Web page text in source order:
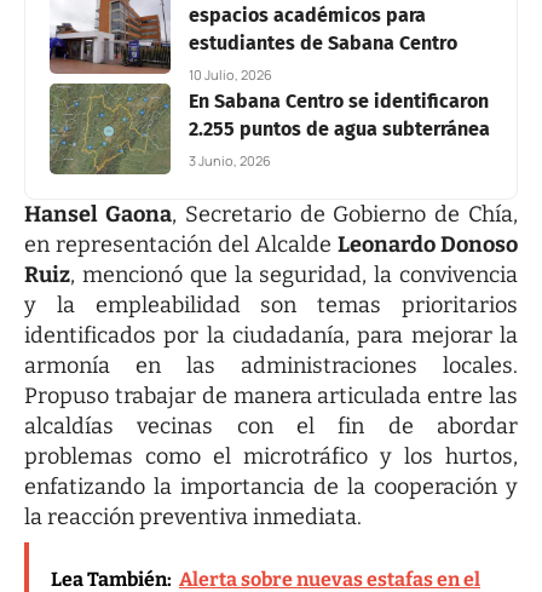
espacios académicos para
estudiantes de Sabana Centro
10 Julio, 2026
En Sabana Centro se identificaron
2.255 puntos de agua subterránea
3 Junio, 2026
Hansel Gaona, Secretario de Gobierno de Chía,
en representación del Alcalde Leonardo Donoso
Ruiz, mencionó que la seguridad, la convivencia
y la empleabilidad son temas prioritarios
identificados por la ciudadanía, para mejorar la
armonía en las administraciones locales.
Propuso trabajar de manera articulada entre las
alcaldías vecinas con el fin de abordar
problemas como el microtráfico y los hurtos,
enfatizando la importancia de la cooperación y
la reacción preventiva inmediata.
Lea También: Alerta sobre nuevas estafas en el